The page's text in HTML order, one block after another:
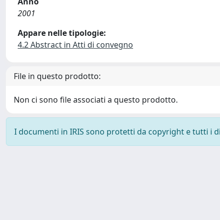
2001
Appare nelle tipologie:
4.2 Abstract in Atti di convegno
File in questo prodotto:
Non ci sono file associati a questo prodotto.
I documenti in IRIS sono protetti da copyright e tutti i